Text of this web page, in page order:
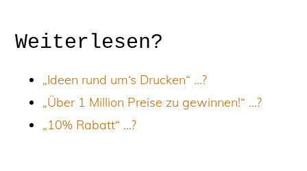
Weiterlesen?
„Ideen rund um‘s Drucken“ …?
„Über 1 Million Preise zu gewinnen!“ …?
„10% Rabatt“ …?